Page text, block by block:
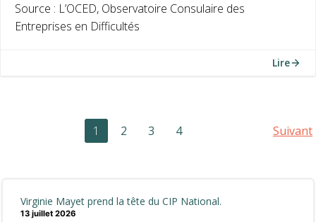
Source : L’OCED, Observatoire Consulaire des
Entreprises en Difficultés
Lire
Posts Page
1 Page
2 Page
3 Page
4 Suivant
Virginie Mayet prend la tête du CIP National.
13 juillet 2026